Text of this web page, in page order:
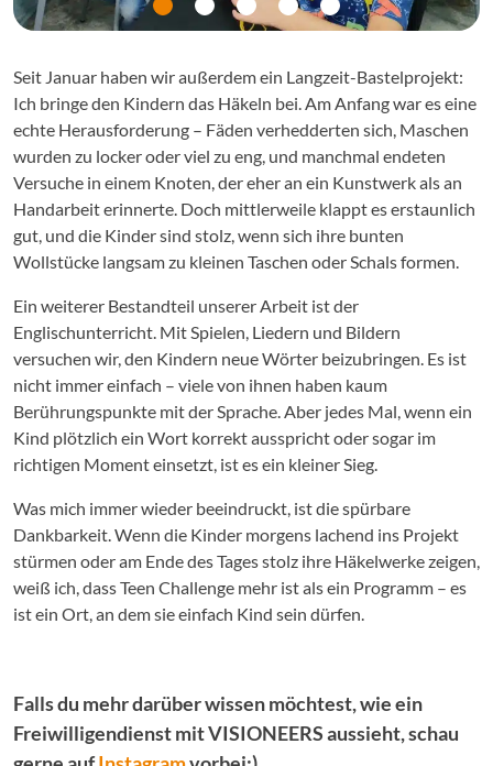
Seit Januar haben wir außerdem ein Langzeit-Bastelprojekt:
Ich bringe den Kindern das Häkeln bei. Am Anfang war es eine
echte Herausforderung – Fäden verhedderten sich, Maschen
wurden zu locker oder viel zu eng, und manchmal endeten
Versuche in einem Knoten, der eher an ein Kunstwerk als an
Handarbeit erinnerte. Doch mittlerweile klappt es erstaunlich
gut, und die Kinder sind stolz, wenn sich ihre bunten
Wollstücke langsam zu kleinen Taschen oder Schals formen.
Ein weiterer Bestandteil unserer Arbeit ist der
Englischunterricht. Mit Spielen, Liedern und Bildern
versuchen wir, den Kindern neue Wörter beizubringen. Es ist
nicht immer einfach – viele von ihnen haben kaum
Berührungspunkte mit der Sprache. Aber jedes Mal, wenn ein
Kind plötzlich ein Wort korrekt ausspricht oder sogar im
richtigen Moment einsetzt, ist es ein kleiner Sieg.
Was mich immer wieder beeindruckt, ist die spürbare
Dankbarkeit. Wenn die Kinder morgens lachend ins Projekt
stürmen oder am Ende des Tages stolz ihre Häkelwerke zeigen,
weiß ich, dass Teen Challenge mehr ist als ein Programm – es
ist ein Ort, an dem sie einfach Kind sein dürfen.
Falls du mehr darüber wissen möchtest, wie ein
Freiwilligendienst mit VISIONEERS aussieht, schau